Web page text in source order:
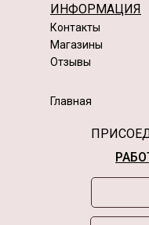
ИНФОРМАЦИЯ
Контакты
Магазины
Отзывы
Главная